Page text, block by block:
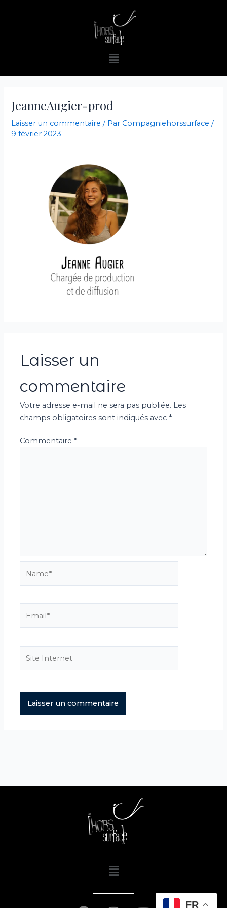
Menu
JeanneAugier-prod
Laisser un commentaire / Par Compagniehorssurface/
9 février 2023
Laisser un
commentaire
Votre adresse e-mail ne sera pas publiée. Les
champs obligatoires sont indiqués avec *
Commentaire *
Internet
Menu
FR